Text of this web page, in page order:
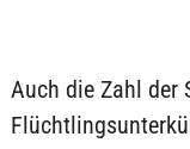
Auch die Zahl der